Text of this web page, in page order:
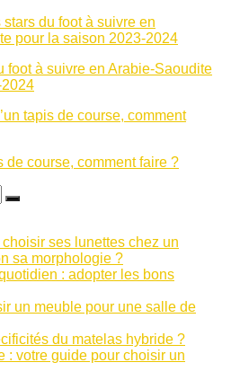
foot à suivre en Arabie-Saoudite
de course, comment faire ?
ses lunettes chez un
sa morphologie ?
: adopter les bons
un meuble pour une salle de
du matelas hybride ?
: votre guide pour choisir un